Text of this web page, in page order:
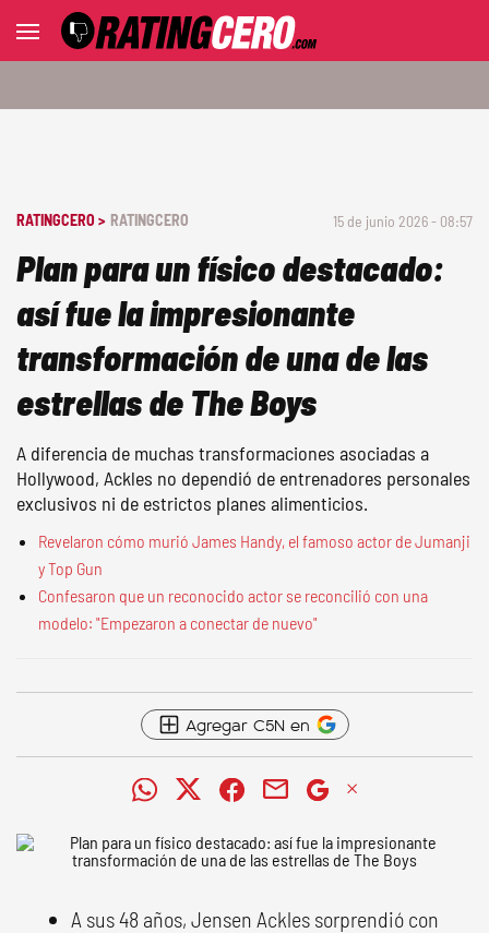
RATINGCERO > RATINGCERO 15 de junio 2026 - 08:57
Plan para un físico destacado:
así fue la impresionante
transformación de una de las
estrellas de The Boys
A diferencia de muchas transformaciones asociadas a
Hollywood, Ackles no dependió de entrenadores personales
exclusivos ni de estrictos planes alimenticios.
Revelaron cómo murió James Handy, el famoso actor de Jumanji
y Top Gun
Confesaron que un reconocido actor se reconcilió con una
modelo: "Empezaron a conectar de nuevo"
Agregar C5N en
A sus 48 años, Jensen Ackles sorprendió con